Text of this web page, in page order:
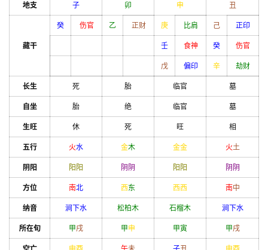
地支 子 卯 申 丑
藏干
癸 伤官 乙 正财 庚 比肩 己 正印
壬 食神 癸 伤官
戊 偏印 辛 劫财
长生 死 胎 临官 墓
自坐 胎 绝 临官 墓
生旺 休 死 旺 相
五行 火水 金木 金金 火土
阴阳 阳 阳 阴 阴 阳 阳 阴 阴
方位 南北 西东 西西 南中
纳音 涧下水 松柏木 石榴木 涧下水
所在旬 甲戌 甲申 甲寅 甲戌